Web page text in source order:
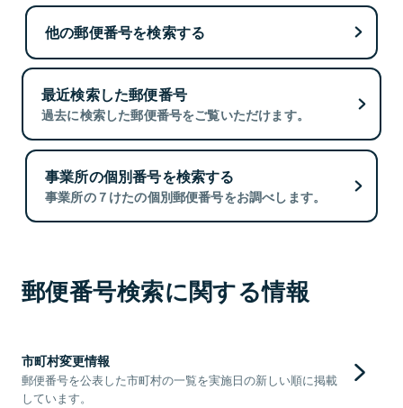
他の郵便番号を検索する
最近検索した郵便番号
過去に検索した郵便番号をご覧いただけます。
事業所の個別番号を検索する
事業所の７けたの個別郵便番号をお調べします。
郵便番号検索に関する情報
市町村変更情報
郵便番号を公表した市町村の一覧を実施日の新しい順に掲載
しています。